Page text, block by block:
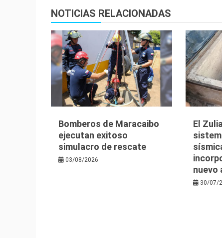
entradas
NOTICIAS RELACIONADAS
Bomberos de Maracaibo
ejecutan exitoso
simulacro de rescate
03/08/2026
El
nuevo
30/07/